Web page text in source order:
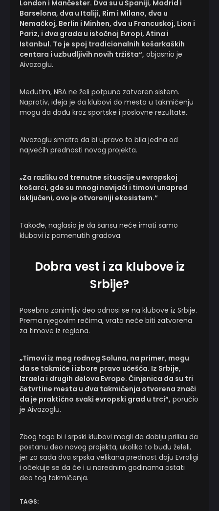
London i Mančester. Dva su u Španiji, Madrid i
Barselona, dva u Italiji, Rim i Milano, dva u
Nemačkoj, Berlin i Minhen, dva u Francuskoj, Lion i
Pariz, i dva grada u istočnoj Evropi, Atina i
Istanbul. To je spoj tradicionalnih košarkaških
centara i uzbudljivih novih tržišta“, objasnio je
Aivazoglu.
Međutim, NBA ne želi potpuno zatvoren sistem.
Naprotiv, ideja je da klubovi do mesta u takmičenju
mogu da dođu kroz sportske i poslovne rezultate.
Aivazoglu smatra da bi upravo to bila jedna od
najvećih prednosti novog projekta.
„Za razliku od trenutne situacije u evropskoj
košarci, gde su mnogi navijači i timovi unapred
isključeni, ovo je otvoreniji ekosistem.“
Takođe, naglasio je da šansu neće imati samo
klubovi iz pomenutih gradova.
Dobra vest i za klubove iz
Srbije?
Posebno zanimljiv deo odnosi se na klubove iz Srbije.
Prema njegovim rečima, vrata neće biti zatvorena
za timove iz regiona.
„Timovi iz mog rodnog Soluna, na primer, mogu
da se takmiče i izbore pravo učešća. Iz Srbije,
Izraela i drugih delova Evrope. Činjenica da su tri
četvrtine mesta u dva takmičenja otvorena znači
da je praktično svaki evropski grad u trci“, poručio
je Aivazoglu.
Zbog toga bi i srpski klubovi mogli da dobiju priliku da
postanu deo novog projekta, ukoliko to budu želeli,
jer za sada dva srpska velikana prednost daju Evroligi
i očekuje se da će i u narednim godinama ostati
deo tog takmičenja.
TAGS: